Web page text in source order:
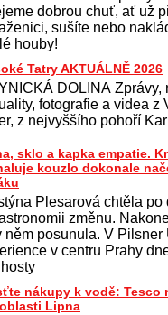
dobrou chuť, ať už
sušíte nebo
houby!
Tatry AKTUÁLNĚ 2026
DOLINA Zprávy,
fotografie a videa z
z nejvyššího pohoří
sklo a kapka empatie.
kouzlo dokonale
Plesarová chtěla po
změnu.
něm posunula. V Pilsner
v centru Prahy
nákupy k vodě: Tesco
Lipna